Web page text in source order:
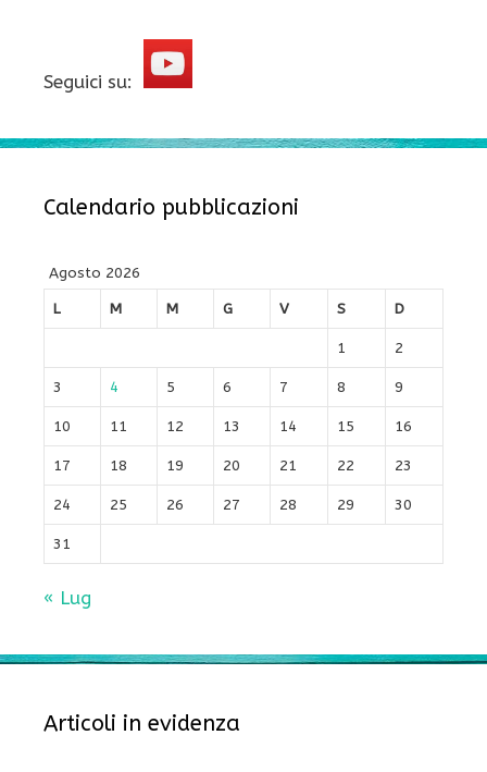
Seguici su:
Calendario pubblicazioni
Agosto 2026
L
M M G V S D
1 2
3 4 5 6 7 8 9
10 11 12 13 14 15 16
17 18 19 20 21 22 23
24 25 26 27 28 29 30
31
« Lug
Articoli in evidenza